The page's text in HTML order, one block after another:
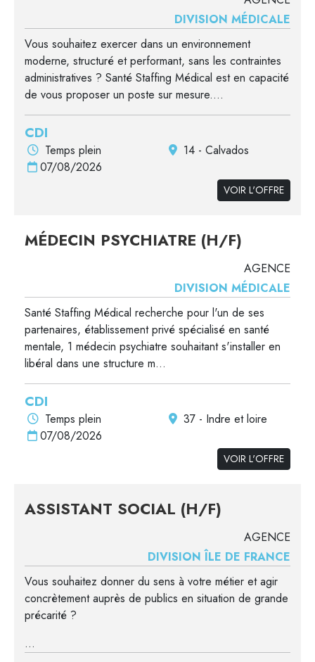
DIVISION MÉDICALE
Vous souhaitez exercer dans un environnement
moderne, structuré et performant, sans les contraintes
administratives ? Santé Staffing Médical est en capacité
de vous proposer un poste sur mesure....
CDI
Temps plein
14 - Calvados
07/08/2026
VOIR L'OFFRE
MÉDECIN PSYCHIATRE (H/F)
AGENCE
DIVISION MÉDICALE
Santé Staffing Médical recherche pour l'un de ses
partenaires, établissement privé spécialisé en santé
mentale, 1 médecin psychiatre souhaitant s'installer en
libéral dans une structure m...
CDI
Temps plein
37 - Indre et loire
07/08/2026
VOIR L'OFFRE
ASSISTANT SOCIAL (H/F)
AGENCE
DIVISION ÎLE DE FRANCE
Vous souhaitez donner du sens à votre métier et agir
concrètement auprès de publics en situation de grande
précarité ?
...